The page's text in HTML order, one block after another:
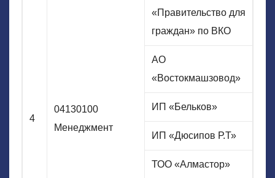
4
04130100
Менеджмент
«Правительство для
граждан» по ВКО
АО
«Востокмашзовод»
ИП «Бельков»
ИП «Дюсипов Р.Т»
ТОО «Алмастор»